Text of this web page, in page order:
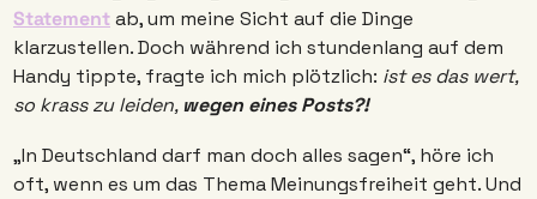
Statement ab, um meine Sicht auf die Dinge
klarzustellen. Doch während ich stundenlang auf dem
Handy tippte, fragte ich mich plötzlich: ist es das wert,
so krass zu leiden, wegen eines Posts?!
„In Deutschland darf man doch alles sagen“, höre ich
oft, wenn es um das Thema Meinungsfreiheit geht. Und